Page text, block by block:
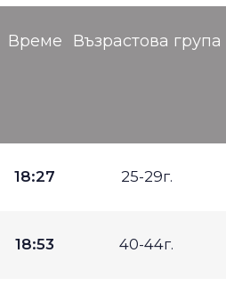
Време Възрастова група
18:27 25-29г.
18:53 40-44г.